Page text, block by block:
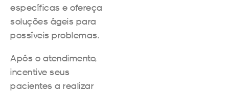
específicas e ofereça
soluções ágeis para
possíveis problemas.
Após o atendimento,
incentive seus
pacientes a realizar